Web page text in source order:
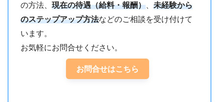
の方法、 現在の待遇（給料・報酬）
未経験から
のステップアップ方法などのご相談を受け付けて
います。
お気軽にお問合せください。
お問合せはこちら